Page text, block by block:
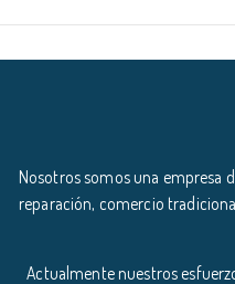
Nosotros somos una empresa
reparación, comercio
Actualmente nuestros